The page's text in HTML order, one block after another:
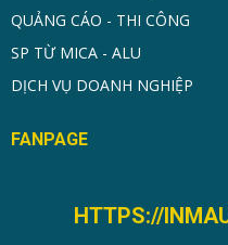
QUẢNG CÁO - THI CÔNG
SP TỪ MICA - ALU
DỊCH VỤ DOANH NGHIỆP
FANPAGE
HTTPS://